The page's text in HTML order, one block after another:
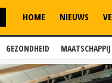
GEZONDHEID MAATSCHAPPIJ
HOME NIEUWS